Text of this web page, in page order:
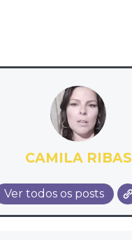
CAMILA RIBAS
Ver todos os posts